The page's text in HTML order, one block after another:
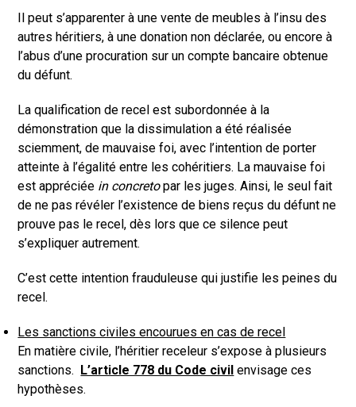
Il peut s’apparenter à une vente de meubles à l’insu des
autres héritiers, à une donation non déclarée, ou encore à
l’abus d’une procuration sur un compte bancaire obtenue
du défunt.
La qualification de recel est subordonnée à la
démonstration que la dissimulation a été réalisée
sciemment, de mauvaise foi, avec l’intention de porter
atteinte à l’égalité entre les cohéritiers. La mauvaise foi
est appréciée in concretopar les juges. Ainsi, le seul fait
de ne pas révéler l’existence de biens reçus du défunt ne
prouve pas le recel, dès lors que ce silence peut
s’expliquer autrement.
C’est cette intention frauduleuse qui justifie les peines du
recel.
Les sanctions civiles encourues en cas de recel
En matière civile, l’héritier receleur s’expose à plusieurs
sanctions. L’article 778 du Code civil envisage ces
hypothèses.